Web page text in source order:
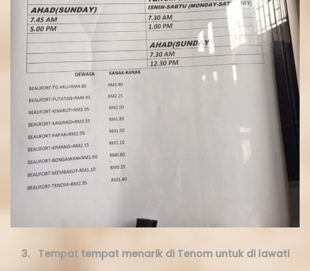
3. Tempat tempat menarik di Tenom untuk di lawati